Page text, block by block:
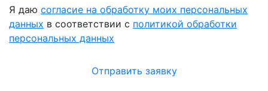
Я даю согласие на обработку моих персональных
данных в соответствии с политикой обработки
персональных данных
Отправить заявку